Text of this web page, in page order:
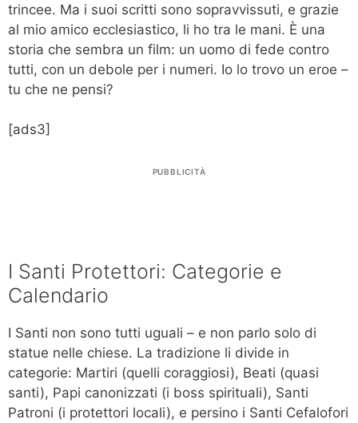
trincee. Ma i suoi scritti sono sopravvissuti, e grazie
al mio amico ecclesiastico, li ho tra le mani. È una
storia che sembra un film: un uomo di fede contro
tutti, con un debole per i numeri. Io lo trovo un eroe –
tu che ne pensi?
[ads3]
PUBBLICITÀ
I Santi Protettori: Categorie e
Calendario
I Santi non sono tutti uguali – e non parlo solo di
statue nelle chiese. La tradizione li divide in
categorie: Martiri (quelli coraggiosi), Beati (quasi
santi), Papi canonizzati (i boss spirituali), Santi
Patroni (i protettori locali), e persino i Santi Cefalofori